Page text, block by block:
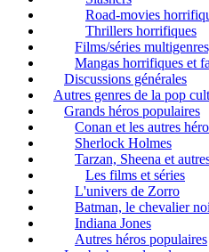
Road-movies
Thrillers horrifiques
Films/séries
Mangas horrifiques et
Discussions générales
Autres genres de la pop
Grands héros populaires
Conan et les autres
Sherlock Holmes
Tarzan, Sheena et
Les films et séries
L'univers de Zorro
Batman, le chevalier
Indiana Jones
Autres héros populaires